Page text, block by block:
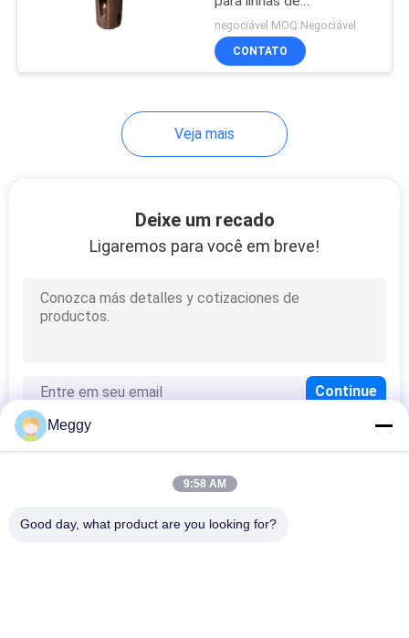
transmissão aéreas
negociável MOQ:Negociável
CONTATO
Veja mais
Deixe um recado
Ligaremos para você em breve!
Categorias populares
Meggy
9:58 AM
Good day, what product are you looking for?